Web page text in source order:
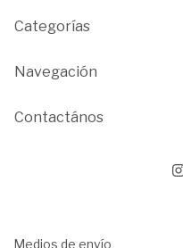
Categorías
Navegación
Contactános
Medios de envío